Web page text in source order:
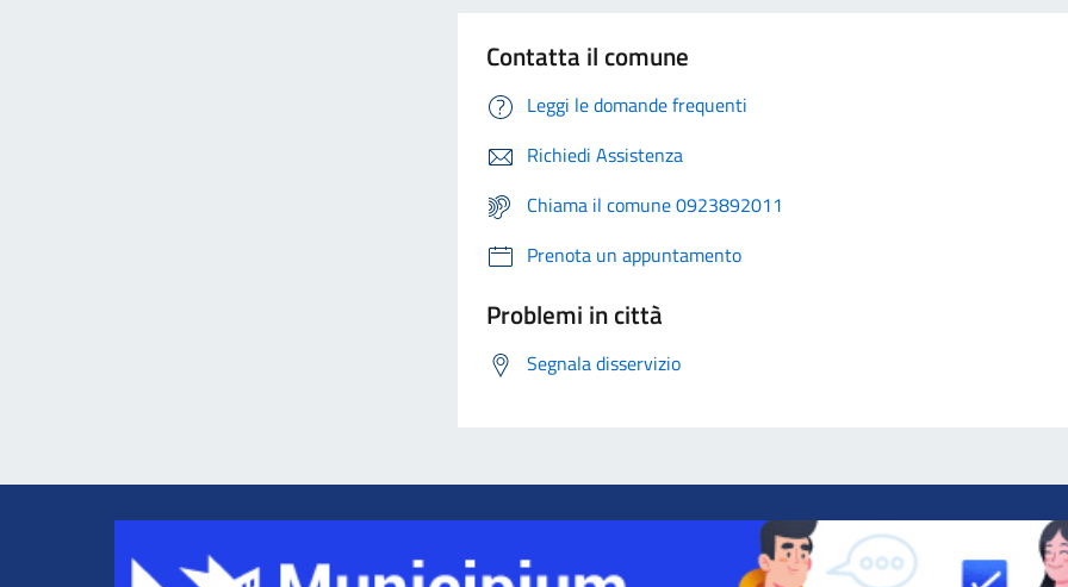
Contatta il comune
Leggi le domande frequenti
Richiedi Assistenza
Chiama il comune 0923892011
Prenota un appuntamento
Problemi in città
Segnala disservizio